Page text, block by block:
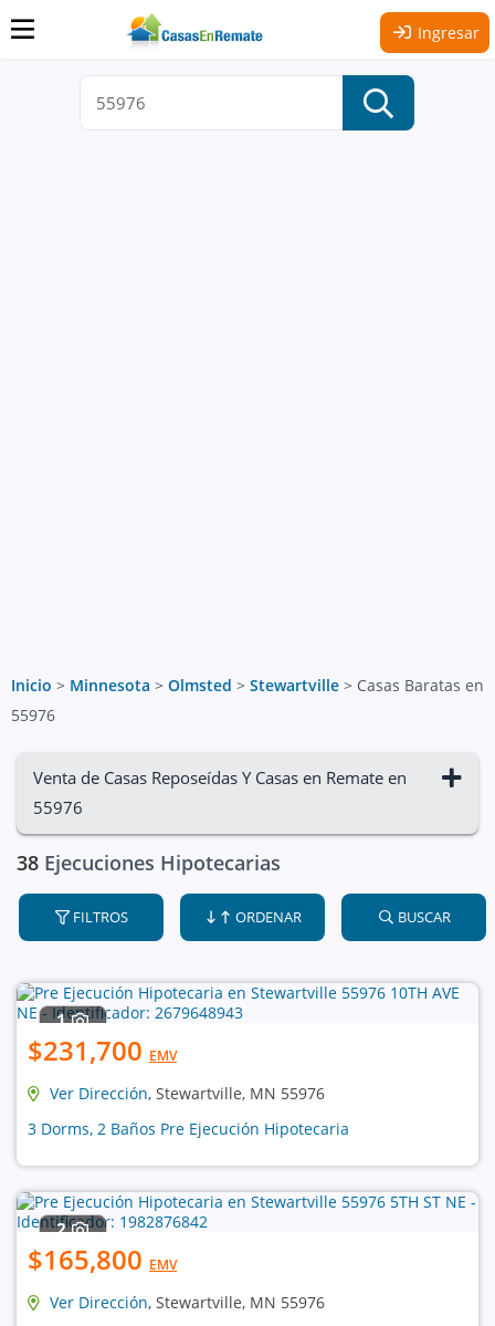
Ingresar
Inicio > Minnesota > Olmsted > Stewartville > Casas Baratas en
55976
Venta de Casas Reposeídas Y Casas en Remate en
55976
38 Ejecuciones Hipotecarias
FILTROS ORDENAR BUSCAR
1
$231,700 EMV
Ver Dirección, Stewartville, MN 55976
3 Dorms, 2 Baños Pre Ejecución Hipotecaria
2
$165,800 EMV
Ver Dirección, Stewartville, MN 55976